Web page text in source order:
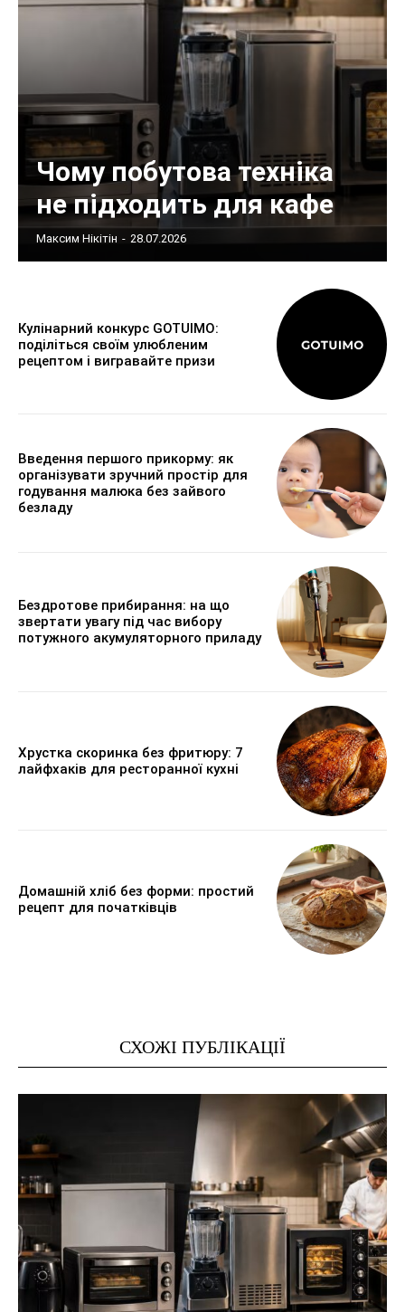
Чому побутова техніка
не підходить для кафе
Максим Нікітін - 28.07.2026
Кулінарний конкурс GOTUIMO:
поділіться своїм улюбленим
рецептом і вигравайте призи
Введення першого прикорму: як
організувати зручний простір для
годування малюка без зайвого
безладу
Бездротове прибирання: на що
звертати увагу під час вибору
потужного акумуляторного приладу
Хрустка скоринка без фритюру: 7
лайфхаків для ресторанної кухні
Домашній хліб без форми: простий
рецепт для початківців
СХОЖІ ПУБЛІКАЦІЇ